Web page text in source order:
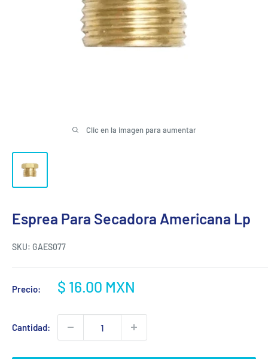
Clic en la imagen para aumentar
Esprea Para Secadora Americana Lp
SKU: GAES077
Precio:
Precio
venta
$ 16.00 MXN
Cantidad: